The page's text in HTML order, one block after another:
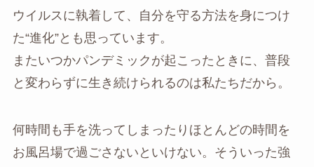
ウイルスに執着して、自分を守る方法を身につけ
た“進化”とも思っています。
またいつかパンデミックが起こったときに、普段
と変わらずに生き続けられるのは私たちだから。
何時間も手を洗ってしまったりほとんどの時間を
お風呂場で過ごさないといけない。そういった強